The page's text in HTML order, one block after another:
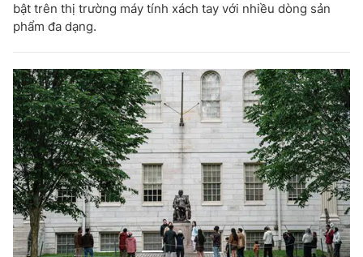
bật trên thị trường máy tính xách tay với nhiều dòng sản
phẩm đa dạng.